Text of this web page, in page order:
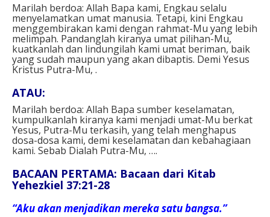
Marilah berdoa: Allah Bapa kami, Engkau selalu
menyelamatkan umat manusia. Tetapi, kini Engkau
menggembirakan kami dengan rahmat-Mu yang lebih
melimpah. Pandanglah kiranya umat pilihan-Mu,
kuatkanlah dan lindungilah kami umat beriman, baik
yang sudah maupun yang akan dibaptis. Demi Yesus
Kristus Putra-Mu, .⁣ ⁣
ATAU: ⁣
Marilah berdoa: Allah Bapa sumber keselamatan,
kumpulkanlah kiranya kami menjadi umat-Mu berkat
Yesus, Putra-Mu terkasih, yang telah menghapus
dosa-dosa kami, demi keselamatan dan kebahagiaan
kami. Sebab Dialah Putra-Mu, ….⁣
BACAAN PERTAMA: Bacaan dari Kitab
Yehezkiel 37:21-28
“Aku akan menjadikan mereka satu bangsa.”